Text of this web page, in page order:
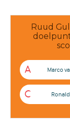
Ruud
A Marco
C